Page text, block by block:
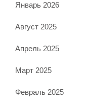
Январь 2026
Август 2025
Апрель 2025
Март 2025
Февраль 2025